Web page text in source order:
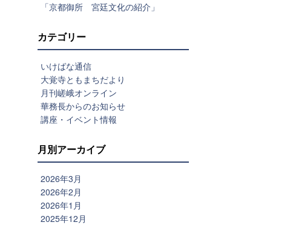
「京都御所 宮廷文化の紹介」
カテゴリー
いけばな通信
大覚寺ともまちだより
月刊嵯峨オンライン
華務長からのお知らせ
講座・イベント情報
月別アーカイブ
2026年3月
2026年2月
2026年1月
2025年12月